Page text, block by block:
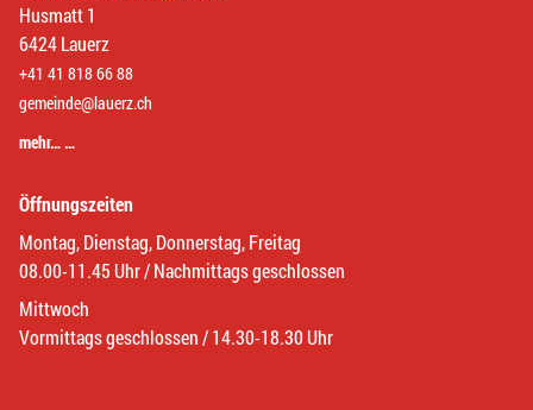
Husmatt 1
6424 Lauerz
+41 41 818 66 88
gemeinde@lauerz.ch
mehr… …
Öffnungszeiten
Montag, Dienstag, Donnerstag, Freitag
08.00-11.45 Uhr / Nachmittags geschlossen
Mittwoch
Vormittags geschlossen / 14.30-18.30 Uhr